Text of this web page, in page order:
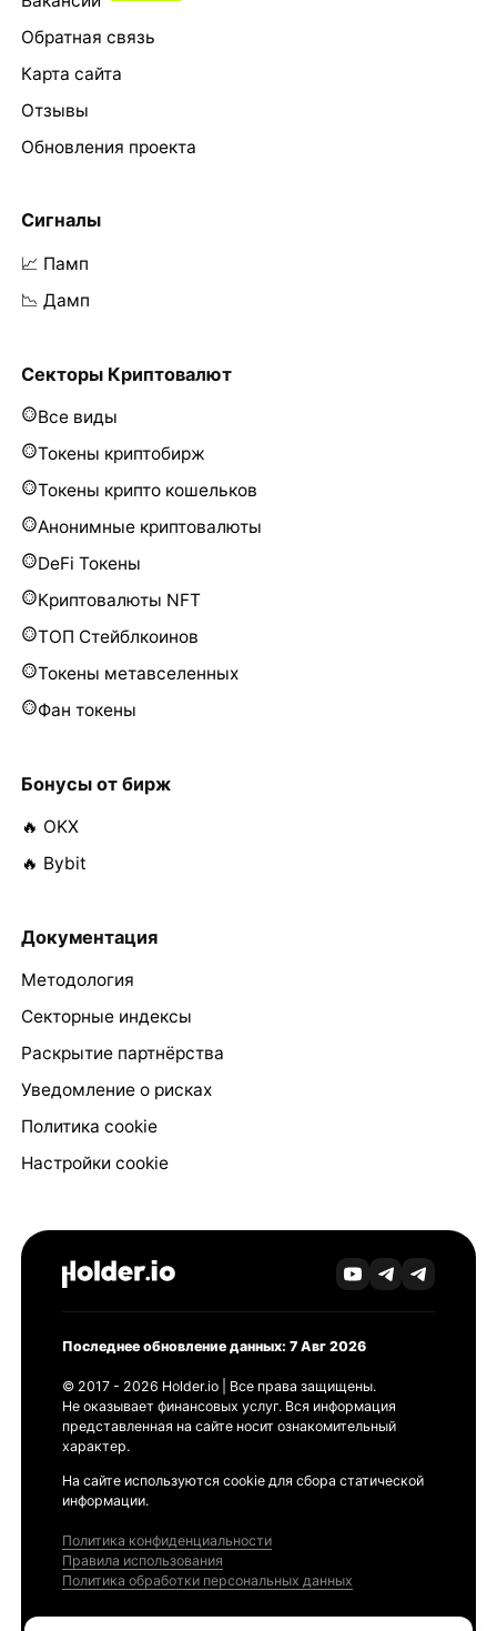
Обратная связь
Карта сайта
Отзывы
Обновления проекта
Сигналы
📈 Памп
📉 Дамп
Секторы Криптовалют
Все виды
Токены криптобирж
Токены крипто кошельков
Анонимные криптовалюты
DeFi Токены
Криптовалюты NFT
ТОП Стейблкоинов
Токены метавселенных
Фан токены
Бонусы от бирж
🔥 OKX
🔥 Bybit
Документация
Методология
Секторные индексы
Раскрытие партнёрства
Уведомление о рисках
Политика cookie
Настройки cookie
Последнее обновление данных: 7 Авг 2026
© 2017 - 2026 Holder.io | Все права защищены.
Не оказывает финансовых услуг. Вся информация
представленная на сайте носит ознакомительный
характер.
На сайте используются cookie для сбора статической
информации.
Политика конфиденциальности
Правила использования
Политика обработки персональных данных